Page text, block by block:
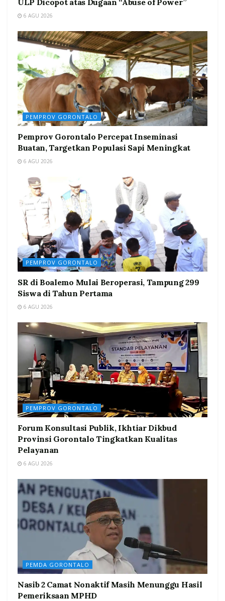
6 AGU 2026
PEMPROV GORONTALO
Pemprov Gorontalo Percepat Inseminasi
Buatan, Targetkan Populasi Sapi Meningkat
6 AGU 2026
PEMPROV GORONTALO
SR di Boalemo Mulai Beroperasi, Tampung 299
Siswa di Tahun Pertama
6 AGU 2026
PEMPROV GORONTALO
Forum Konsultasi Publik, Ikhtiar Dikbud
Provinsi Gorontalo Tingkatkan Kualitas
Pelayanan
6 AGU 2026
PEMDA GORONTALO
Nasib 2 Camat Nonaktif Masih Menunggu Hasil
Pemeriksaan MPHD